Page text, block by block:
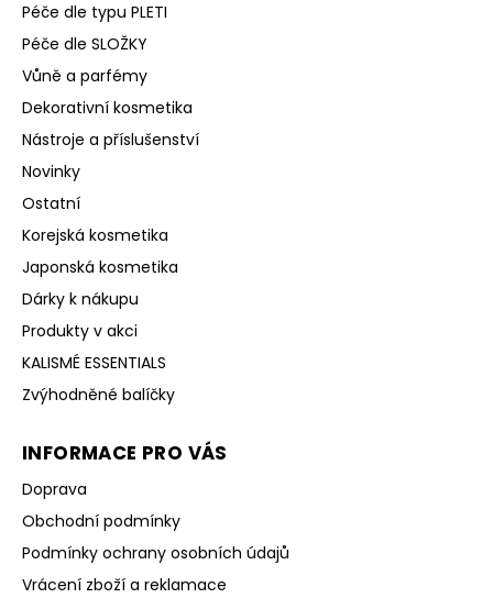
Péče dle typu PLETI
Péče dle SLOŽKY
Vůně a parfémy
Dekorativní kosmetika
Nástroje a příslušenství
Novinky
Ostatní
Korejská kosmetika
Japonská kosmetika
Dárky k nákupu
Produkty v akci
KALISMÉ ESSENTIALS
Zvýhodněné balíčky
INFORMACE PRO VÁS
Doprava
Obchodní podmínky
Podmínky ochrany osobních údajů
Vrácení zboží a reklamace